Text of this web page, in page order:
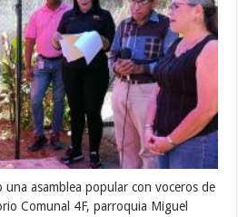
una asamblea popular con voceros de
Comunal 4F, parroquia Miguel